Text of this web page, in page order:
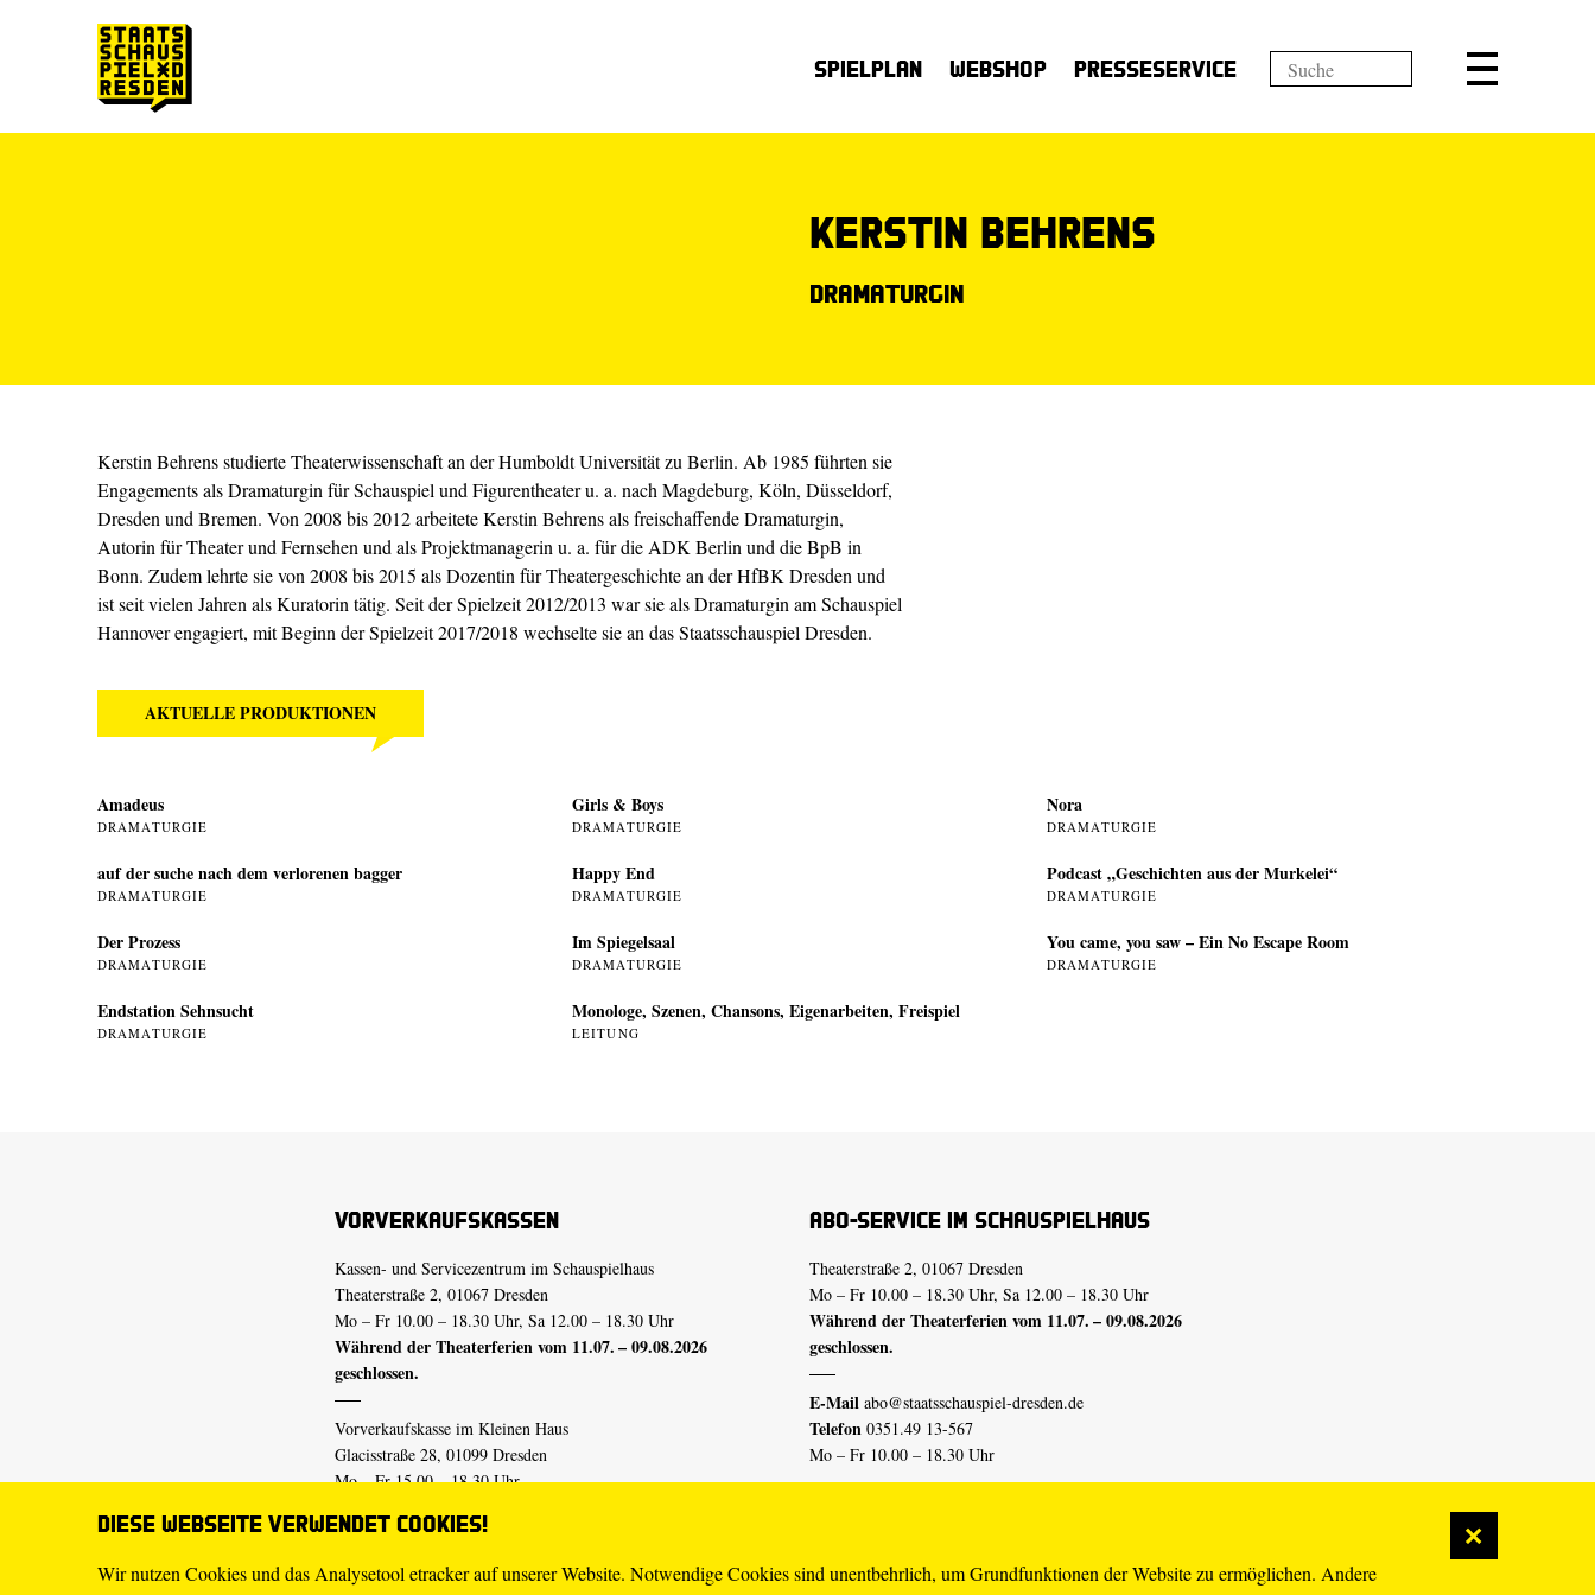
Diese Webseite verwendet Cookies!
Wir nutzen Cookies und das Analysetool etracker auf unserer Website. Notwendige Cookies sind unentbehrlich, um Grundfunktionen der Website zu ermöglichen. Andere
Spielplan Webshop Presseservice
Kerstin Behrens
Dramaturgin
Kerstin Behrens studierte Theaterwissenschaft an der Humboldt Universität zu Berlin. Ab 1985 führten sie
Engagements als Dramaturgin für Schauspiel und Figurentheater u. a. nach Magdeburg, Köln, Düsseldorf,
Dresden und Bremen. Von 2008 bis 2012 arbeitete Kerstin Behrens als freischaffende Dramaturgin,
Autorin für Theater und Fernsehen und als Projektmanagerin u. a. für die ADK Berlin und die BpB in
Bonn. Zudem lehrte sie von 2008 bis 2015 als Dozentin für Theatergeschichte an der HfBK Dresden und
ist seit vielen Jahren als Kuratorin tätig. Seit der Spielzeit 2012/2013 war sie als Dramaturgin am Schauspiel
Hannover engagiert, mit Beginn der Spielzeit 2017/2018 wechselte sie an das Staatsschauspiel Dresden.
AKTUELLE PRODUKTIONEN
Amadeus
DRAMATURGIE
auf der suche nach dem verlorenen bagger
DRAMATURGIE
Der Prozess
DRAMATURGIE
Endstation Sehnsucht
DRAMATURGIE
Girls & Boys
DRAMATURGIE
Happy End
DRAMATURGIE
Im Spiegelsaal
DRAMATURGIE
Monologe, Szenen, Chansons, Eigenarbeiten, Freispiel
LEITUNG
Nora
DRAMATURGIE
Podcast „Geschichten aus der Murkelei“
DRAMATURGIE
You came, you saw – Ein No Escape Room
DRAMATURGIE
Vorverkaufskassen
Kassen- und Servicezentrum im Schauspielhaus
Theaterstraße 2, 01067 Dresden
Mo – Fr 10.00 – 18.30 Uhr, Sa 12.00 – 18.30 Uhr
Während der Theaterferien vom 11.07. – 09.08.2026
geschlossen.
Vorverkaufskasse im Kleinen Haus
Glacisstraße 28, 01099 Dresden
Mo – Fr 15.00 – 18.30 Uhr
geschlossen.
Abo-Service im Schauspielhaus
Theaterstraße 2, 01067 Dresden
Mo – Fr 10.00 – 18.30 Uhr, Sa 12.00 – 18.30 Uhr
Während der Theaterferien vom 11.07. – 09.08.2026
geschlossen.
E-Mail abo@staatsschauspiel-dresden.de
Telefon 0351.49 13-567
Mo – Fr 10.00 – 18.30 Uhr
Erklärung Barrierefreiheit